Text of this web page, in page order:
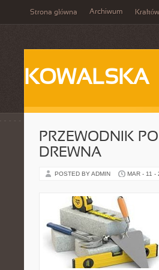
Strona główna Archiwum Kraków
KOWALSKA
PRZEWODNIK
DREWNA
POSTED BY ADMIN MAR - 11 -